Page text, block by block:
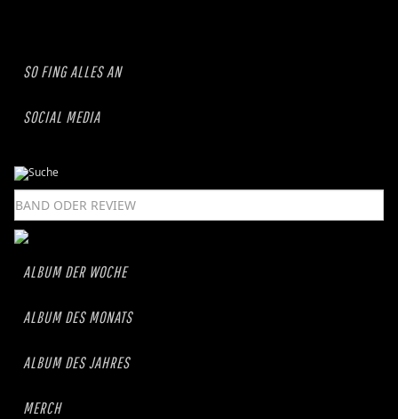
SO FING ALLES AN
SOCIAL MEDIA
ALBUM DER WOCHE
ALBUM DES MONATS
ALBUM DES JAHRES
MERCH